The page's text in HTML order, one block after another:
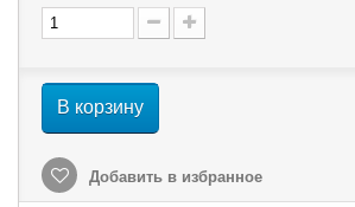
В корзину
Добавить в избранное